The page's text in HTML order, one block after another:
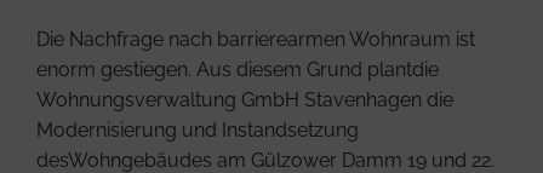
Die Nachfrage nach barrierearmen Wohnraum ist
enorm gestiegen. Aus diesem Grund plantdie
Wohnungsverwaltung GmbH Stavenhagen die
Modernisierung und Instandsetzung
desWohngebäudes am Gülzower Damm 19 und 22.